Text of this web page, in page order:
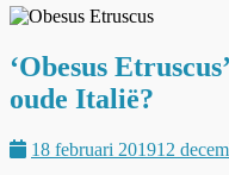
‘Obesus
oude Italië?
18 februari 201912